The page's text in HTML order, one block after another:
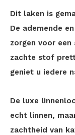
Dit laken is
De ademende
zorgen voor
zachte stof
geniet u iedere
De luxe
echt linnen,
zachtheid van